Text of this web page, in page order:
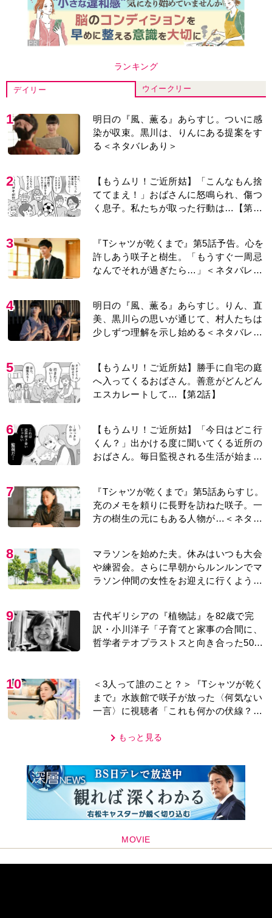
ランキング
デイリー ウイークリー
1
明日の『風、薫る』あらすじ。ついに感
染が収束。黒川は、りんにある提案をす
る＜ネタバレあり＞
2
【もうムリ！ご近所姑】「こんなもん捨
ててまえ！」おばさんに怒鳴られ、傷つ
く息子。私たちが取った行動は…【第3
3
『Tシャツが乾くまで』第5話予告。心を
許しあう咲子と樹生。「もうすぐ一周忌
なんでそれが過ぎたら…」＜ネタバレあ
4
明日の『風、薫る』あらすじ。りん、直
美、黒川らの思いが通じて、村人たちは
少しずつ理解を示し始める＜ネタバレあ
5
【もうムリ！ご近所姑】勝手に自宅の庭
へ入ってくるおばさん。善意がどんどん
エスカレートして…【第2話】
6
【もうムリ！ご近所姑】「今日はどこ行
くん？」出かける度に聞いてくる近所の
おばさん。毎日監視される生活が始ま
7
『Tシャツが乾くまで』第5話あらすじ。
充のメモを頼りに長野を訪ねた咲子。一
方の樹生の元にもある人物が…＜ネタバ
8
マラソンを始めた夫。休みはいつも大会
や練習会。さらに早朝からルンルンでマ
ラソン仲間の女性をお迎えに行くように
9
古代ギリシアの『植物誌』を82歳で完
訳・小川洋子「子育てと家事の合間に、
哲学者テオプラストスと向き合った50
10
＜3人って誰のこと？＞『Tシャツが乾く
まで』水族館で咲子が放った〈何気ない
一言〉に視聴者「これも何かの伏線？」
もっと見る
MOVIE